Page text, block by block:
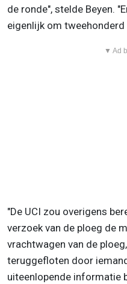
de ronde", stelde Beyen.
eigenlijk om tweehonderd
▼ Ad
"De UCI zou overigens
verzoek van de ploeg de
vrachtwagen van de
teruggefloten door
uiteenlopende informatie